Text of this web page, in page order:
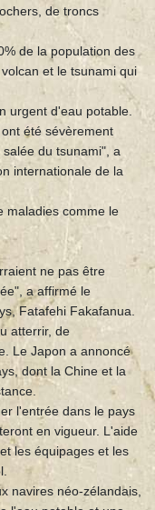
de troncs
de la population des
et le tsunami qui
urgent d'eau potable.
été sévèrement
du tsunami", a
internationale de la
maladies comme le
ne pas être
a affirmé le
Fatafehi Fakafanua.
atterrir, de
Le Japon a annoncé
dont la Chine et la
l'entrée dans le pays
en vigueur. L'aide
les équipages et les
navires néo-zélandais,